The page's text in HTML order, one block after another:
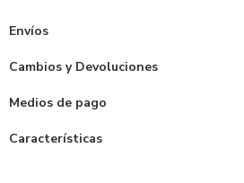
Envíos
Cambios y Devoluciones
Medios de pago
Características